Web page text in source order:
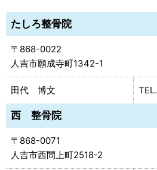
たしろ整骨院
868-0022
人吉市願成寺町1342-1
田代 博文
西 整骨院
868-0071
人吉市西間上町2518-2